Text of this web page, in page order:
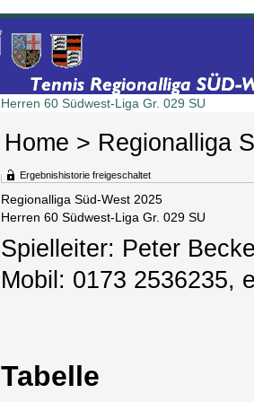
Herren 60 Südwest-Liga Gr. 029 SU
Home > Regionalliga
Ergebnishistorie freigeschaltet
Regionalliga Süd-West 2025
Herren 60 Südwest-Liga Gr. 029 SU
Spielleiter: Peter
Mobil: 0173 2536235,
Tabelle